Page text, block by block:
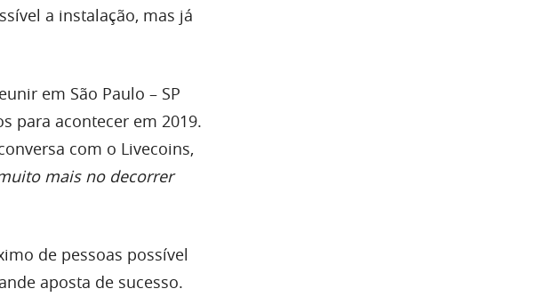
a instalação, mas já
em São Paulo – SP
para acontecer em 2019.
com o Livecoins,
mais no decorrer
de pessoas possível
aposta de sucesso.